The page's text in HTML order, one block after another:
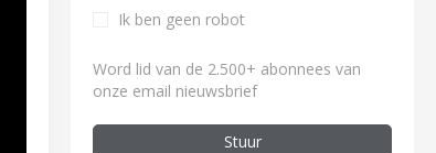
Ik ben geen robot
Word lid van de 2.500+ abonnees van
onze email nieuwsbrief
Stuur